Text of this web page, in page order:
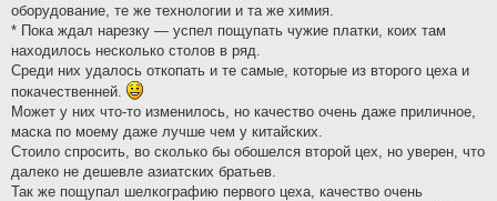
оборудование, те же технологии и та же химия.
* Пока ждал нарезку — успел пощупать чужие платки, коих там
находилось несколько столов в ряд.
Среди них удалось откопать и те самые, которые из второго цеха и
покачественней.
Может у них что-то изменилось, но качество очень даже приличное,
маска по моему даже лучше чем у китайских.
Стоило спросить, во сколько бы обошелся второй цех, но уверен, что
далеко не дешевле азиатских братьев.
Так же пощупал шелкографию первого цеха, качество очень